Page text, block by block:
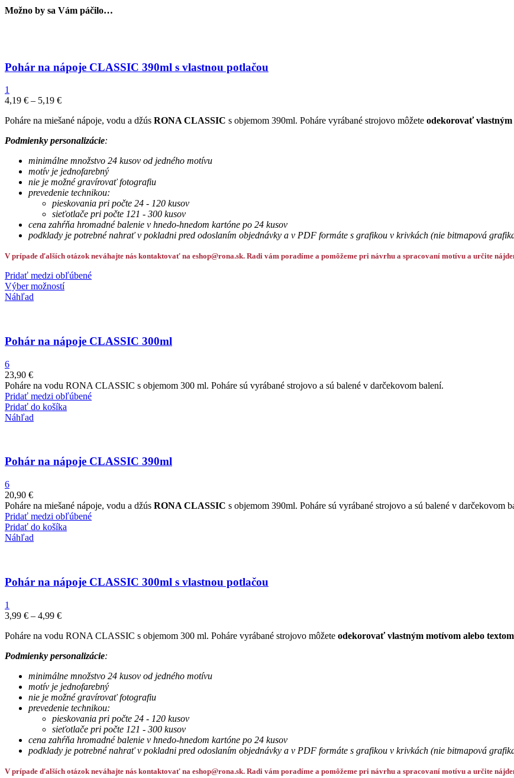
Možno by sa Vám páčilo…
Pohár na nápoje CLASSIC 390ml s vlastnou potlačou
1
4,19 € – 5,19 €
Poháre na miešané nápoje, vodu a džús RONA CLASSIC s objemom 390ml. Poháre vyrábané strojovo môžete odekorovať
Podmienky personalizácie:
minimálne množstvo 24 kusov od jedného motívu
motív je jednofarebný
nie je možné gravírovať fotografiu
prevedenie technikou:
pieskovania pri počte 24 - 120 kusov
sieťotlače pri počte 121 - 300 kusov
cena zahŕňa hromadné balenie v hnedo-hnedom kartóne po 24 kusov
podklady je potrebné nahrať v pokladni pred odoslaním objednávky a v PDF formáte s grafikou v krivkách (nie bitmapová
V prípade ďalších otázok neváhajte nás kontaktovať na eshop@rona.sk. Radi vám poradíme a pomôžeme pri návrhu a spracovaní motívu a určite
Pridať medzi obľúbené
Výber možností
Náhľad
Pohár na nápoje CLASSIC 300ml
6
23,90 €
Poháre na vodu RONA CLASSIC s objemom 300 ml. Poháre sú vyrábané strojovo a sú balené v darčekovom balení.
Pridať medzi obľúbené
Pridať do košíka
Náhľad
Pohár na nápoje CLASSIC 390ml
6
20,90 €
Poháre na miešané nápoje, vodu a džús RONA CLASSIC s objemom 390ml. Poháre sú vyrábané strojovo a sú balené v darčekovom
Pridať medzi obľúbené
Pridať do košíka
Náhľad
Pohár na nápoje CLASSIC 300ml s vlastnou potlačou
1
3,99 € – 4,99 €
Poháre na vodu RONA CLASSIC s objemom 300 ml. Poháre vyrábané strojovo môžete odekorovať vlastným motívom alebo textom
Podmienky personalizácie:
minimálne množstvo 24 kusov od jedného motívu
motív je jednofarebný
nie je možné gravírovať fotografiu
prevedenie technikou:
pieskovania pri počte 24 - 120 kusov
sieťotlače pri počte 121 - 300 kusov
cena zahŕňa hromadné balenie v hnedo-hnedom kartóne po 24 kusov
podklady je potrebné nahrať v pokladni pred odoslaním objednávky a v PDF formáte s grafikou v krivkách (nie bitmapová
V prípade ďalších otázok neváhajte nás kontaktovať na eshop@rona.sk. Radi vám poradíme a pomôžeme pri návrhu a spracovaní motívu a určite